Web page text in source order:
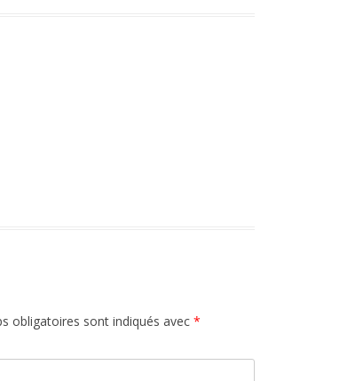
obligatoires sont indiqués avec *